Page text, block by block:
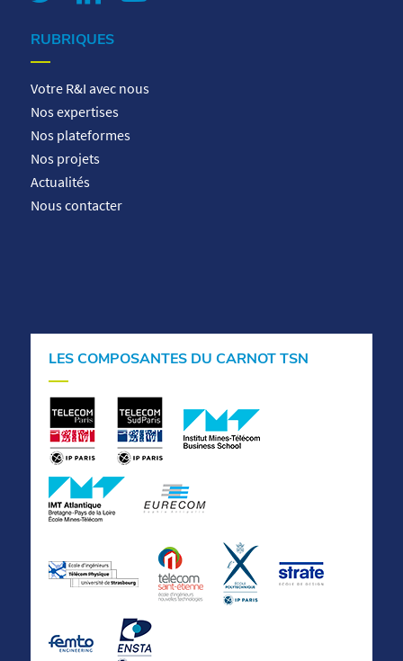
RUBRIQUES
Votre R&I avec nous
Nos expertises
Nos plateformes
Nos projets
Actualités
Nous contacter
LES COMPOSANTES DU CARNOT TSN